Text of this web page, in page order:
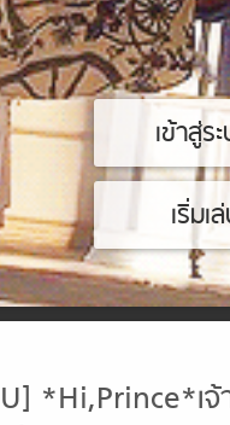
เข้าสู่ร
เริ่มเ
*Hi,Prince*เ